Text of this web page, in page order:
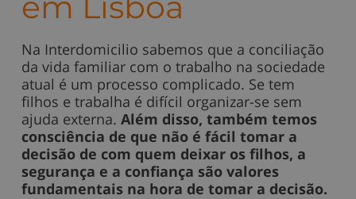
Na Interdomicilio sabemos que a conciliação
da vida familiar com o trabalho na sociedade
atual é um processo complicado. Se tem
filhos e trabalha é difícil organizar-se sem
ajuda externa. Além disso, também temos
consciência de que não é fácil tomar a
decisão de com quem deixar os filhos, a
segurança e a confiança são valores
fundamentais na hora de tomar a decisão.